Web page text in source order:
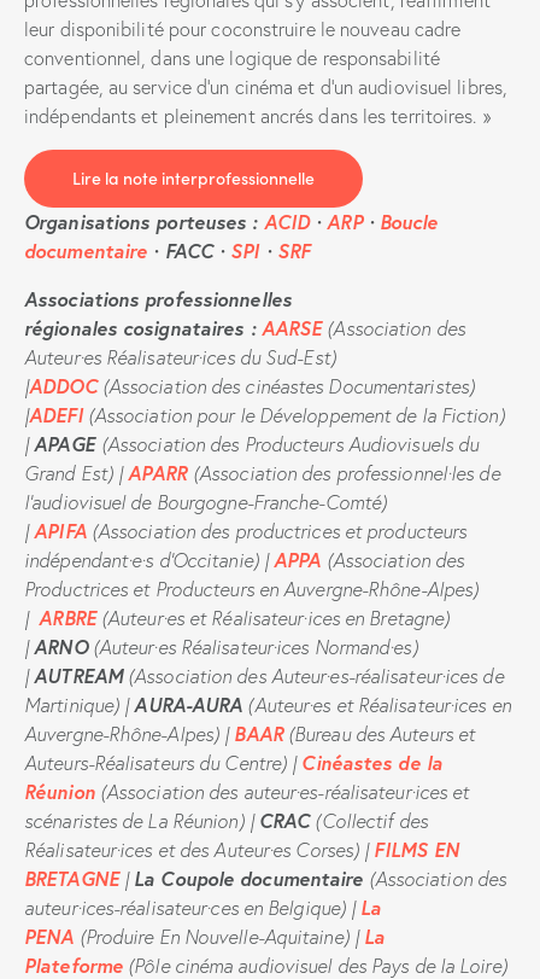
leur disponibilité pour coconstruire le nouveau cadre
conventionnel, dans une logique de responsabilité
partagée, au service d’un cinéma et d’un audiovisuel libres,
indépendants et pleinement ancrés dans les territoires. »
Lire la note interprofessionnelle
Organisations porteuses : ACID·ARP· Boucle
documentaire · FACC · SPI· SRF
Associations professionnelles
régionales cosignataires :AARSE (Association des
Auteur·es Réalisateur·ices du Sud-Est)
|ADDOC(Association des cinéastes Documentaristes)
|ADEFI (Association pour le Développement de la Fiction)
|APAGE (Association des Producteurs Audiovisuels du
Grand Est) |APARR (Association des professionnel·les de
l’audiovisuel de Bourgogne-Franche-Comté)
|APIFA(Association des productrices et producteurs
indépendant·e·s d’Occitanie) |APPA (Association des
Productrices et Producteurs en Auvergne-Rhône-Alpes)
|ARBRE(Auteur·es et Réalisateur·ices en Bretagne)
|ARNO(Auteur·es Réalisateur·ices Normand·es)
|AUTREAM(Association des Auteur·es-réalisateur·ices de
Martinique) |AURA-AURA (Auteur·es et Réalisateur·ices en
Auvergne-Rhône-Alpes) | BAAR(Bureau des Auteurs et
Auteurs-Réalisateurs du Centre) | Cinéastes de la
Réunion(Association des auteur·es-réalisateur·ices et
scénaristes de La Réunion) | CRAC(Collectif des
Réalisateur·ices et des Auteur·es Corses) | FILMS EN
BRETAGNE | La Coupole documentaire (Association des
auteur·ices-réalisateur·ces en Belgique) | La
PENA (Produire En Nouvelle-Aquitaine) | La
Plateforme (Pôle cinéma audiovisuel des Pays de la Loire)